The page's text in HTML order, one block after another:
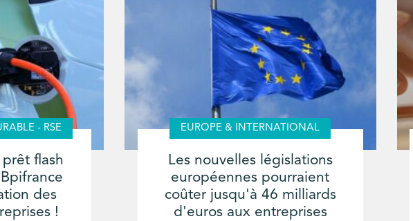
- RSE
flash
des
!
EUROPE & INTERNATIONAL
Les nouvelles législations
européennes pourraient
coûter jusqu'à 46 milliards
d'euros aux entreprises